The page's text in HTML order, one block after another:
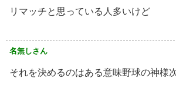
リマッチと思っている人多いけど
名無しさん
それを決めるのはある意味野球の神様